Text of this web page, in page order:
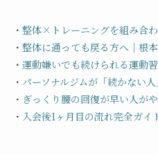
・ 整体×トレーニングを組み合
・ 整体に通っても戻る方へ｜根
・ 運動嫌いでも続けられる運動
・ パーソナルジムが「続かない
・ ぎっくり腰の回復が早い人が
・ 入会後1ヶ月目の流れ完全ガイ